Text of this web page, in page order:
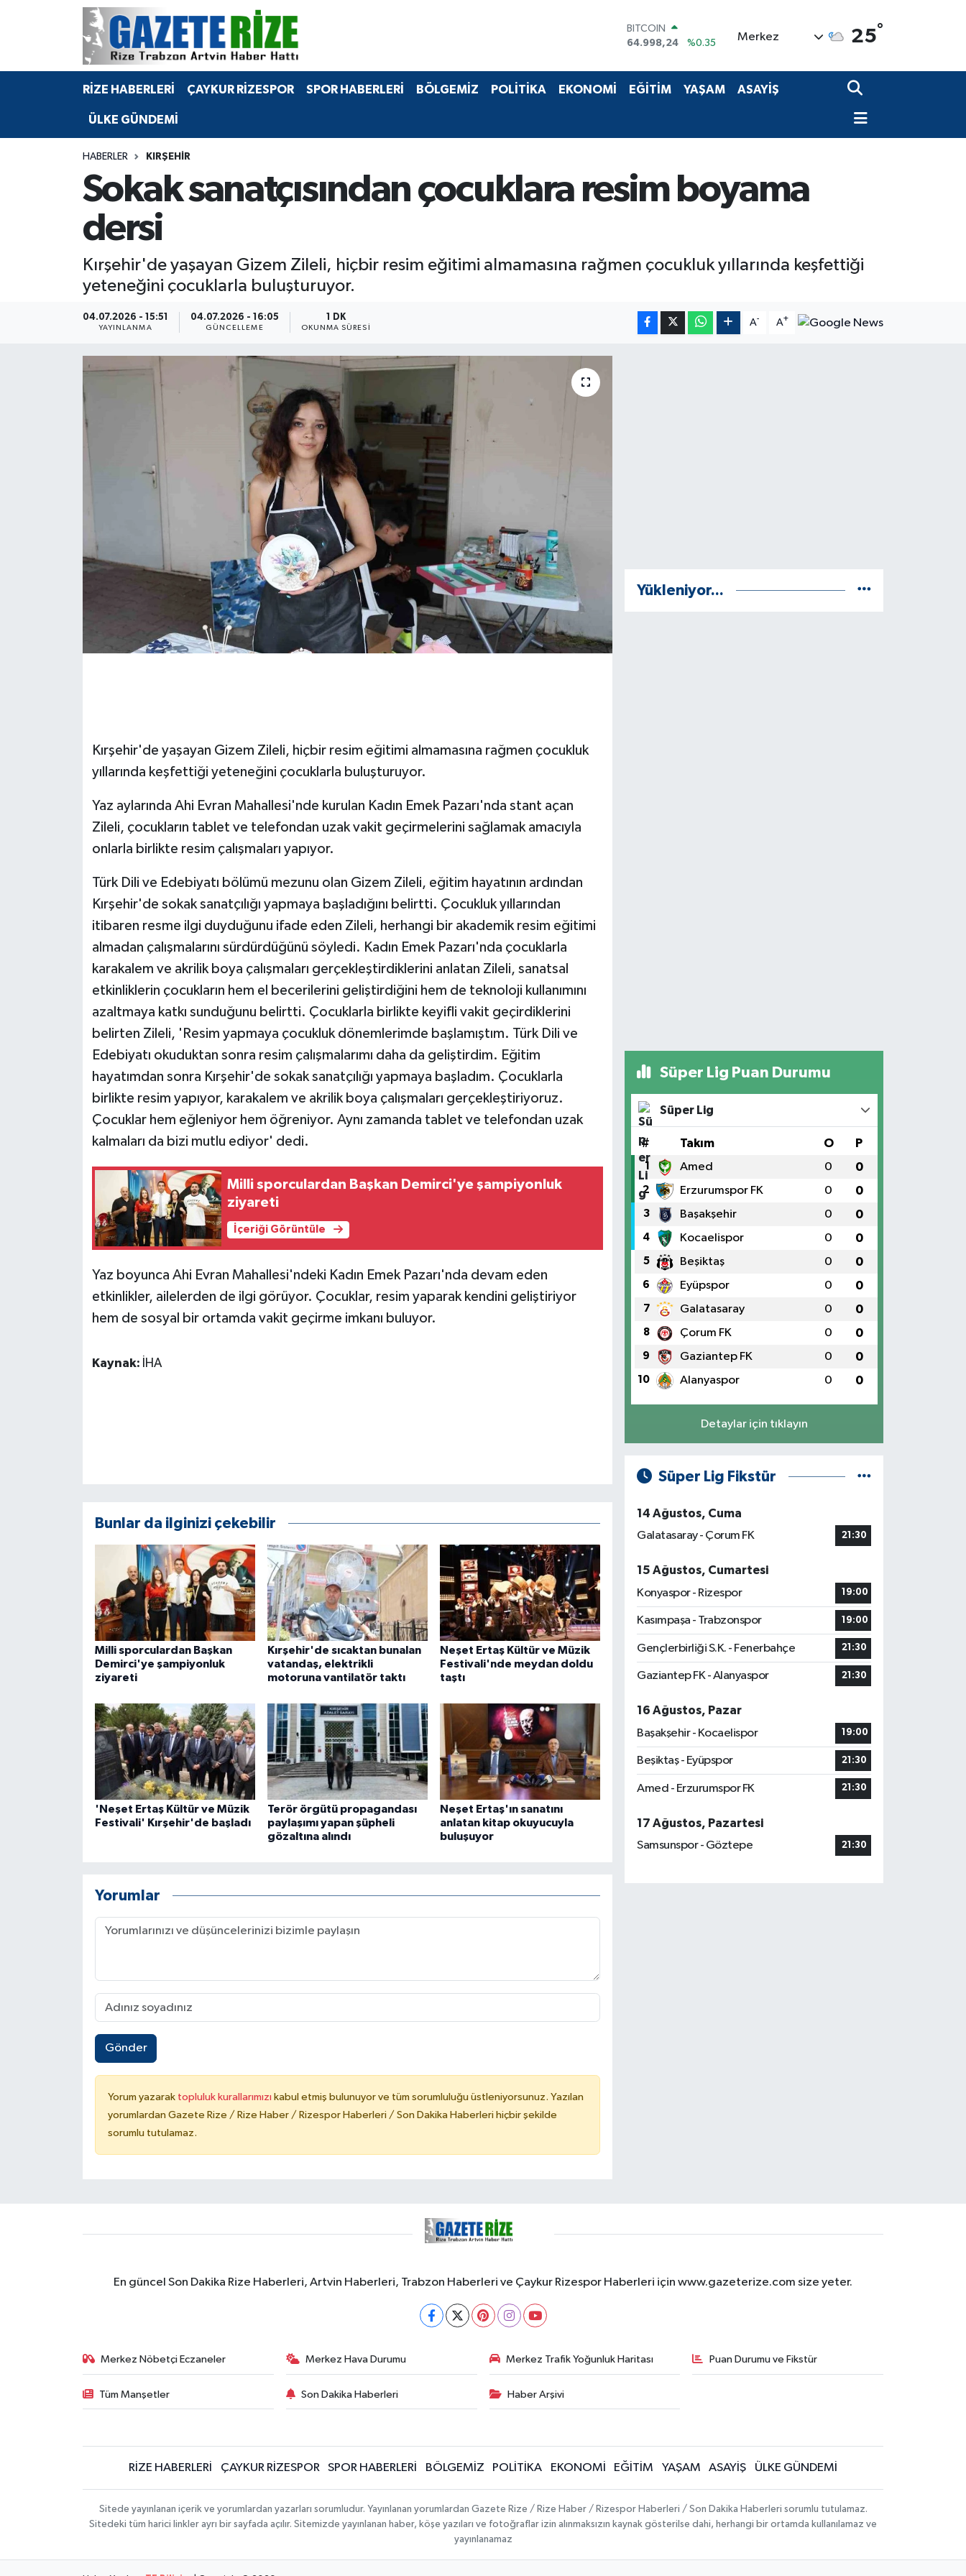
BITCOIN
64.998,24
%0.35
EURO
55,2510
%0.32
GRAM ALTIN
13.779
%-14
Merkez 25°
RİZE HABERLERİ ÇAYKUR RİZESPOR SPOR HABERLERİ BÖLGEMİZ POLİTİKA EKONOMİ EĞİTİM YAŞAM ASAYİŞ
ÜLKE GÜNDEMİ
HABERLER KIRŞEHIR
Sokak sanatçısından çocuklara resim boyama
dersi
Kırşehir'de yaşayan Gizem Zileli, hiçbir resim eğitimi almamasına rağmen çocukluk yıllarında keşfettiği
yeteneğini çocuklarla buluşturuyor.
04.07.2026 - 15:51
YAYINLANMA
04.07.2026 - 16:05
GÜNCELLEME
1 DK
OKUNMA SÜRESI
A- A+
Kırşehir'de yaşayan Gizem Zileli, hiçbir resim eğitimi almamasına rağmen çocukluk
yıllarında keşfettiği yeteneğini çocuklarla buluşturuyor.
Yaz aylarında Ahi Evran Mahallesi'nde kurulan Kadın Emek Pazarı'nda stant açan
Zileli, çocukların tablet ve telefondan uzak vakit geçirmelerini sağlamak amacıyla
onlarla birlikte resim çalışmaları yapıyor.
Türk Dili ve Edebiyatı bölümü mezunu olan Gizem Zileli, eğitim hayatının ardından
Kırşehir'de sokak sanatçılığı yapmaya başladığını belirtti. Çocukluk yıllarından
itibaren resme ilgi duyduğunu ifade eden Zileli, herhangi bir akademik resim eğitimi
almadan çalışmalarını sürdürdüğünü söyledi. Kadın Emek Pazarı'nda çocuklarla
karakalem ve akrilik boya çalışmaları gerçekleştirdiklerini anlatan Zileli, sanatsal
etkinliklerin çocukların hem el becerilerini geliştirdiğini hem de teknoloji kullanımını
azaltmaya katkı sunduğunu belirtti. Çocuklarla birlikte keyifli vakit geçirdiklerini
belirten Zileli, 'Resim yapmaya çocukluk dönemlerimde başlamıştım. Türk Dili ve
Edebiyatı okuduktan sonra resim çalışmalarımı daha da geliştirdim. Eğitim
hayatımdan sonra Kırşehir'de sokak sanatçılığı yapmaya başladım. Çocuklarla
birlikte resim yapıyor, karakalem ve akrilik boya çalışmaları gerçekleştiriyoruz.
Çocuklar hem eğleniyor hem öğreniyor. Aynı zamanda tablet ve telefondan uzak
kalmaları da bizi mutlu ediyor' dedi.
Milli sporculardan Başkan Demirci'ye şampiyonluk
ziyareti
İçeriği Görüntüle
Yaz boyunca Ahi Evran Mahallesi'ndeki Kadın Emek Pazarı'nda devam eden
etkinlikler, ailelerden de ilgi görüyor. Çocuklar, resim yaparak kendini geliştiriyor
hem de sosyal bir ortamda vakit geçirme imkanı buluyor.
Kaynak: İHA
Bunlar da ilginizi çekebilir
Milli sporculardan Başkan
Demirci'ye şampiyonluk
ziyareti
Kırşehir'de sıcaktan bunalan
vatandaş, elektrikli
motoruna vantilatör taktı
Neşet Ertaş Kültür ve Müzik
Festivali'nde meydan doldu
taştı
'Neşet Ertaş Kültür ve Müzik
Festivali' Kırşehir'de başladı
Terör örgütü propagandası
paylaşımı yapan şüpheli
gözaltına alındı
Neşet Ertaş'ın sanatını
anlatan kitap okuyucuyla
buluşuyor
Yorumlar
Gönder
Yorum yazarak topluluk kurallarımızı kabul etmiş bulunuyor ve tüm sorumluluğu üstleniyorsunuz. Yazılan
yorumlardan Gazete Rize / Rize Haber / Rizespor Haberleri / Son Dakika Haberleri hiçbir şekilde
sorumlu tutulamaz.
Yükleniyor...
Süper Lig Puan Durumu
Süper Lig
# Takım O P
1 Amed 0 0
2 Erzurumspor FK 0 0
3 Başakşehir 0 0
4 Kocaelispor 0 0
5 Beşiktaş 0 0
6 Eyüpspor 0 0
7 Galatasaray 0 0
8 Çorum FK 0 0
9 Gaziantep FK 0 0
10 Alanyaspor 0 0
Detaylar için tıklayın
Süper Lig Fikstür
14 Ağustos, Cuma
Galatasaray - Çorum FK
21:30
15 Ağustos, Cumartesi
Konyaspor - Rizespor
19:00
Kasımpaşa - Trabzonspor 19:00
Gençlerbirliği S.K. - Fenerbahçe 21:30
Gaziantep FK - Alanyaspor 21:30
16 Ağustos, Pazar
Başakşehir - Kocaelispor
19:00
Beşiktaş - Eyüpspor 21:30
Amed - Erzurumspor FK 21:30
17 Ağustos, Pazartesi
Samsunspor - Göztepe
21:30
En güncel Son Dakika Rize Haberleri, Artvin Haberleri, Trabzon Haberleri ve Çaykur Rizespor Haberleri için www.gazeterize.com size yeter.
Merkez Nöbetçi Eczaneler Merkez Hava Durumu Merkez Trafik Yoğunluk Haritası Puan Durumu ve Fikstür
Tüm Manşetler Son Dakika Haberleri Haber Arşivi
RİZE HABERLERİ ÇAYKUR RİZESPOR SPOR HABERLERİ BÖLGEMİZ POLİTİKA EKONOMİ EĞİTİM YAŞAM ASAYİŞ ÜLKE GÜNDEMİ
Sitede yayınlanan içerik ve yorumlardan yazarları sorumludur. Yayınlanan yorumlardan Gazete Rize / Rize Haber / Rizespor Haberleri / Son Dakika Haberleri sorumlu tutulamaz.
Sitedeki tüm harici linkler ayrı bir sayfada açılır. Sitemizde yayınlanan haber, köşe yazıları ve fotoğraflar izin alınmaksızın kaynak gösterilse dahi, herhangi bir ortamda kullanılamaz ve
yayınlanamaz
BÖLGEMİZ
Rize Jandarma Komutanlığı
Bilim Teknoloji
Advertising news
Canlı Maç
Dış Haberler
Jandarma
KÜLTÜR SANAT
MAGAZİN
POLİTİKA
SPOR HABERLERİ
TEKNOLOJİ
ÜLKE GÜNDEMİ
Merkez Nöbetçi Eczaneler
Merkez Hava Durumu
Merkez Trafik Yoğunluk Haritası
Süper Lig Puan Durumu ve Fikstür
Tüm Manşetler
Son Dakika Haberleri
Haber Arşivi